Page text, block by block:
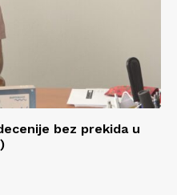
bez prekida u